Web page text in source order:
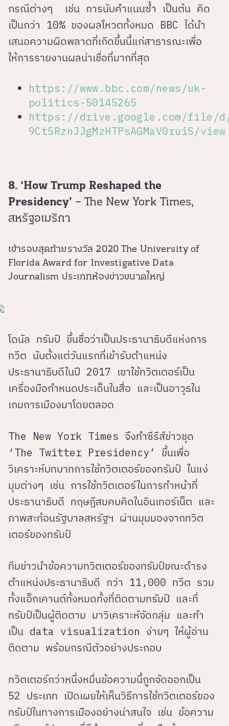
กรณีต่างๆ เช่น การนับคำแนนซ้ำ เป็นต้น คิด
เป็นกว่า 10% ของผลโหวตทั้งหมด BBC ได้นำ
เสนอความผิดพลาดที่เกิดขึ้นนี้แก่สาธารณะเพื่อ
ให้การรายงานผลน่าเชื่อที่มากที่สุด
https://www.bbc.com/news/uk-
politics-50145265
https://drive.google.com/file/
9Ct5RznJJgMzHTPsAGMaV0ruiS/view
8. ‘How Trump Reshaped the
Presidency’ – The New York Times,
สหรัฐอเมริกา
เข้ารอบสุดท้ายรางวัล 2020 The University of
Florida Award for Investigative Data
Journalism ประเภทห้องข่าวขนาดใหญ่
โดนัล ทรัมป์ ขึ้นชื่อว่าเป็นประธานาธิบดีแห่งการ
ทวีต นับตั้งแต่วันแรกที่เข้ารับตำแหน่ง
ประธานาธิบดีในปี 2017 เขาใช้ทวิตเตอร์เป็น
เครื่องมือกำหนดประเด็นในสื่อ และเป็นอาวุธใน
เกมการเมืองมาโดยตลอด
The New York Times จึงทำซีรีส์ข่าวชุด
‘The Twitter Presidency’ ขึ้นเพื่อ
วิเคราะห์บทบาทการใช้ทวิตเตอร์ของทรัมป์ ในแง่
มุมต่างๆ เช่น การใช้ทวิตเตอร์ในการทำหน้าที่
ประธานาธิบดี ทฤษฎีสมคบคิดในอินเทอร์เน็ต และ
ภาพสะท้อนรัฐบาลสหรัฐฯ ผ่านมุมมองจากทวิต
เตอร์ของทรัมป์
ทีมข่าวนำข้อความทวิตเตอร์ของทรัมป์ขณะดำรง
ตำแหน่งประธานาธิบดี กว่า 11,000 ทวีต รวม
ทั้งแอ็กเคานต์ทั้งหมดทั้งที่ติดตามทรัมป์ และที่
ทรัมป์เป็นผู้ติดตาม มาวิเคราะห์จัดกลุ่ม และทำ
เป็น data visualization ง่ายๆ ให้ผู้อ่าน
ติดตาม พร้อมกรณีตัวอย่างประกอบ
ทวิตเตอร์กว่าหนึ่งหมื่นข้อความนี้ถูกจัดออกเป็น
52 ประเภท เปิดเผยให้เห็นวิธีการใช้ทวิตเตอร์ของ
ทรัมป์ในทางการเมืองอย่างน่าสนใจ เช่น ข้อความ